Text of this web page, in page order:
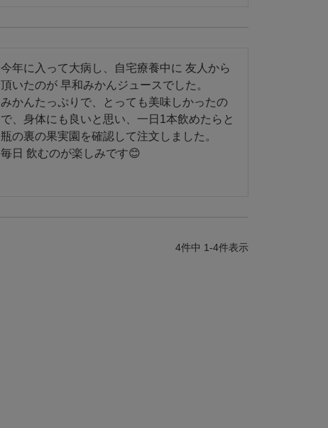
今年に入って大病し、自宅療養中に 友人から
頂いたのが 早和みかんジュースでした。
みかんたっぷりで、とっても美味しかったの
で、身体にも良いと思い、一日1本飲めたらと
瓶の裏の果実園を確認して注文しました。
4件中 1-4件表示